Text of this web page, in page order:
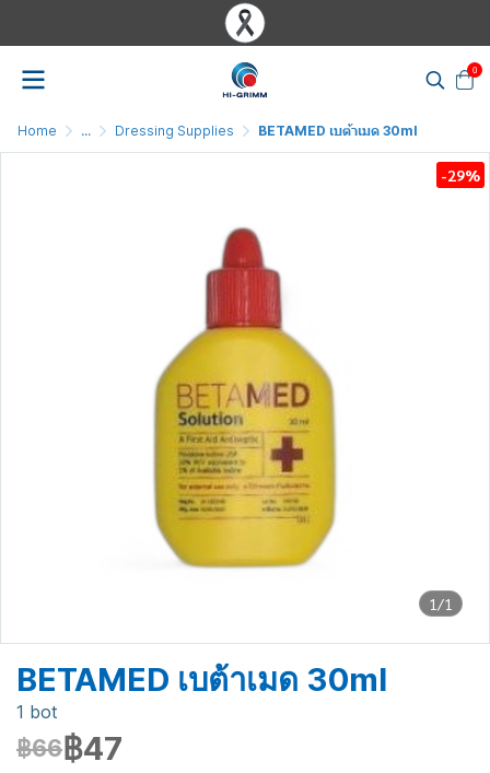
0
Home ... Dressing Supplies BETAMED เบต้าเมด 30ml
1/1
-29%
BETAMED เบต้าเมด 30ml
1 bot
฿66฿47